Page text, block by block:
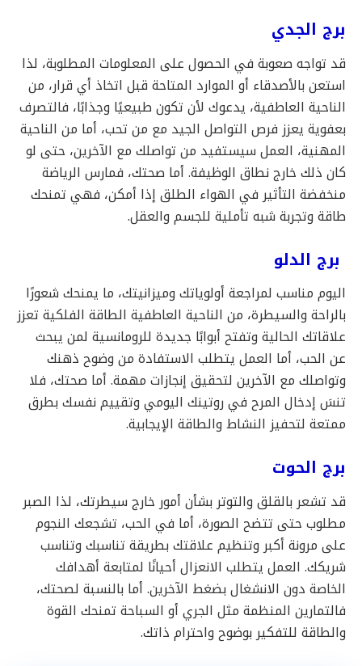
برج الجدي
قد تواجه صعوبة في الحصول على المعلومات المطلوبة، لذا
استعن بالأصدقاء أو الموارد المتاحة قبل اتخاذ أي قرار، من
الناحية العاطفية، يدعوك لأن تكون طبيعيًا وجذابًا، فالتصرف
بعفوية يعزز فرص التواصل الجيد مع من تحب، أما من الناحية
المهنية، العمل سيستفيد من تواصلك مع الآخرين، حتى لو
كان ذلك خارج نطاق الوظيفة. أما صحتك، فمارس الرياضة
منخفضة التأثير في الهواء الطلق إذا أمكن، فهي تمنحك
طاقة وتجربة شبه تأملية للجسم والعقل.
برج الدلو
اليوم مناسب لمراجعة أولوياتك وميزانيتك، ما يمنحك شعورًا
بالراحة والسيطرة، من الناحية العاطفية الطاقة الفلكية تعزز
علاقاتك الحالية وتفتح أبوابًا جديدة للرومانسية لمن يبحث
عن الحب، أما العمل يتطلب الاستفادة من وضوح ذهنك
وتواصلك مع الآخرين لتحقيق إنجازات مهمة. أما صحتك، فلا
تنسَ إدخال المرح في روتينك اليومي وتقييم نفسك بطرق
ممتعة لتحفيز النشاط والطاقة الإيجابية.
برج الحوت
قد تشعر بالقلق والتوتر بشأن أمور خارج سيطرتك، لذا الصبر
مطلوب حتى تتضح الصورة، أما في الحب، تشجعك النجوم
على مرونة أكبر وتنظيم علاقتك بطريقة تناسبك وتناسب
شريكك. العمل يتطلب الانعزال أحيانًا لمتابعة أهدافك
الخاصة دون الانشغال بضغط الآخرين. أما بالنسبة لصحتك،
فالتمارين المنظمة مثل الجري أو السباحة تمنحك القوة
والطاقة للتفكير بوضوح واحترام ذاتك.